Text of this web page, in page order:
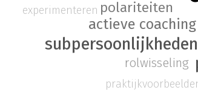
subpersoonlijkheden
actieve coaching
polariteiten
rolwisseling
experimenteren